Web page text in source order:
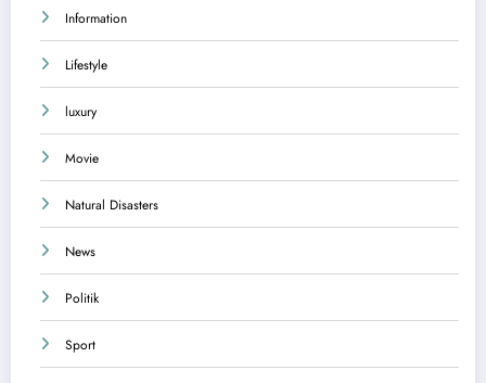
Information
Lifestyle
luxury
Movie
Natural Disasters
News
Politik
Sport